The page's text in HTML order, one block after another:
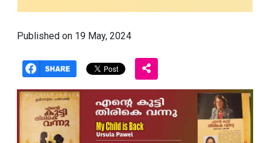
Published on 19 May, 2024